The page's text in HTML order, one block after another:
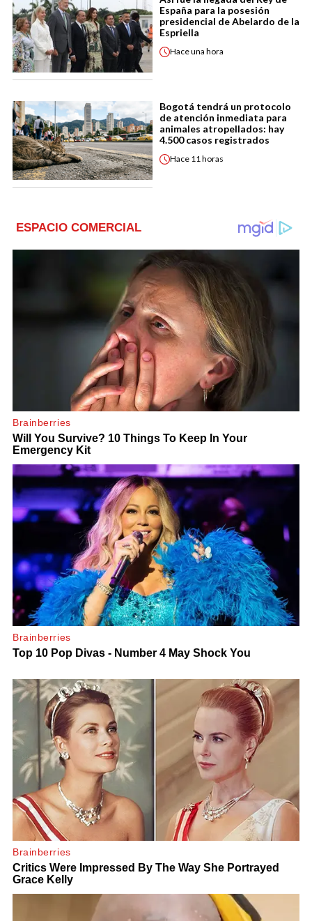
España para la posesión
presidencial de Abelardo de la
Espriella
Haceuna hora
Bogotá tendrá un protocolo
de atención inmediata para
animales atropellados: hay
4.500 casos registrados
Hace 11 horas